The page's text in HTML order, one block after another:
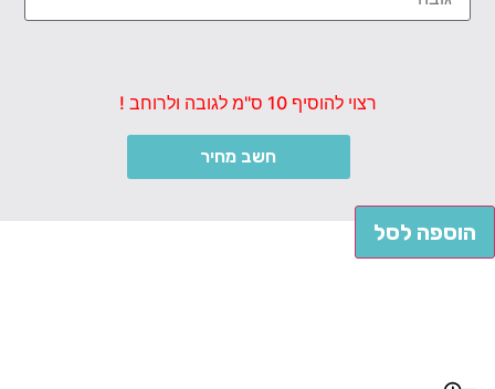
רצוי להוסיף 10 ס"מ לגובה ולרוחב !
חשב מחיר
הוספה לסל